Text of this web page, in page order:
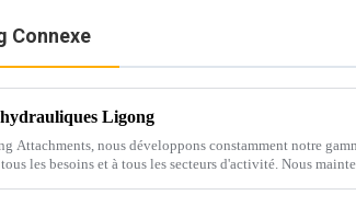
Connexe
Ligong
Attachments, nous développons constamment notre
les besoins et à tous les secteurs d'activité. Nous